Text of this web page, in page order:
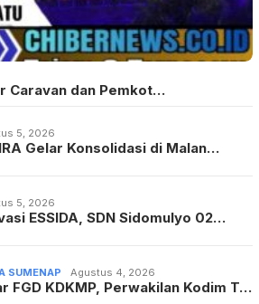
Caravan dan Pemkot…
5, 2026
Gelar Konsolidasi di Malan…
5, 2026
ESSIDA, SDN Sidomulyo 02…
SUMENAP Agustus 4, 2026
FGD KDKMP, Perwakilan Kodim T…